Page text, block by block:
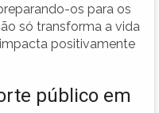
os para os
só transforma a vida
positivamente
público em